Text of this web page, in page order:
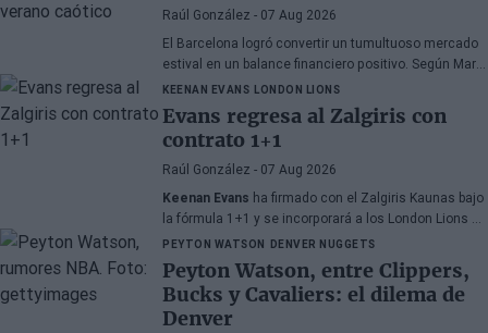
Raúl González - 07 Aug 2026
El Barcelona logró convertir un tumultuoso mercado
estival en un balance financiero positivo. Según Marc
Mundet, la sección azulgrana ingresó cerca de tres
millones de euros procedentes de salidas de
jugadores, a pesar de un proceso de transferencias
marcado por la incertidumbre y los cambios de
última hora.
KEENAN EVANS LONDON LIONS
Evans regresa al Zalgiris con
contrato 1+1
Raúl González - 07 Aug 2026
Keenan Evans ha firmado con el Zalgiris Kaunas bajo
la fórmula 1+1 y se incorporará a los London Lions en
calidad de cedido durante la temporada 2026/27. El
base estadounidense continúa su proceso de
recuperación tras las lesiones sufridas en los
últimos meses.
PEYTON WATSON DENVER NUGGETS
Peyton Watson, entre Clippers,
Bucks y Cavaliers: el dilema de
Denver